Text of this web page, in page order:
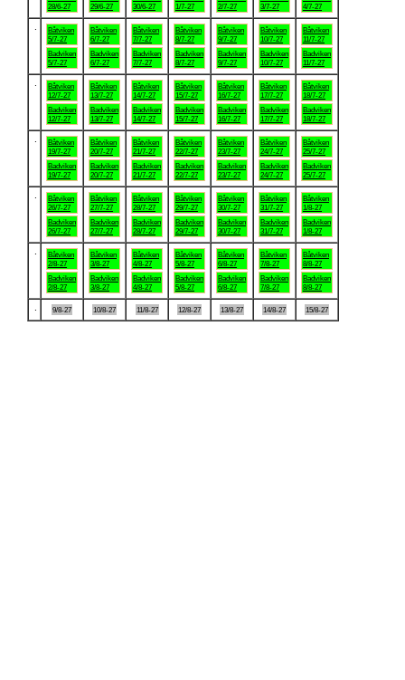
28/6-27
29/6-27
30/6-27
1/7-27
2/7-27
3/7-27
4/7-27
Båtviken
5/7-27
Badviken
5/7-27
Båtviken
6/7-27
Badviken
6/7-27
Båtviken
7/7-27
Badviken
7/7-27
Båtviken
8/7-27
Badviken
8/7-27
Båtviken
9/7-27
Badviken
9/7-27
Båtviken
10/7-27
Badviken
10/7-27
Båtviken
11/7-27
Badviken
11/7-27
Båtviken
12/7-27
Badviken
12/7-27
Båtviken
13/7-27
Badviken
13/7-27
Båtviken
14/7-27
Badviken
14/7-27
Båtviken
15/7-27
Badviken
15/7-27
Båtviken
16/7-27
Badviken
16/7-27
Båtviken
17/7-27
Badviken
17/7-27
Båtviken
18/7-27
Badviken
18/7-27
Båtviken
19/7-27
Badviken
19/7-27
Båtviken
20/7-27
Badviken
20/7-27
Båtviken
21/7-27
Badviken
21/7-27
Båtviken
22/7-27
Badviken
22/7-27
Båtviken
23/7-27
Badviken
23/7-27
Båtviken
24/7-27
Badviken
24/7-27
Båtviken
25/7-27
Badviken
25/7-27
Båtviken
26/7-27
Badviken
26/7-27
Båtviken
27/7-27
Badviken
27/7-27
Båtviken
28/7-27
Badviken
28/7-27
Båtviken
29/7-27
Badviken
29/7-27
Båtviken
30/7-27
Badviken
30/7-27
Båtviken
31/7-27
Badviken
31/7-27
Båtviken
1/8-27
Badviken
1/8-27
Båtviken
2/8-27
Badviken
2/8-27
Båtviken
3/8-27
Badviken
3/8-27
Båtviken
4/8-27
Badviken
4/8-27
Båtviken
5/8-27
Badviken
5/8-27
Båtviken
6/8-27
Badviken
6/8-27
Båtviken
7/8-27
Badviken
7/8-27
Båtviken
8/8-27
Badviken
8/8-27
9/8-27 10/8-27 11/8-27 12/8-27 13/8-27 14/8-27 15/8-27